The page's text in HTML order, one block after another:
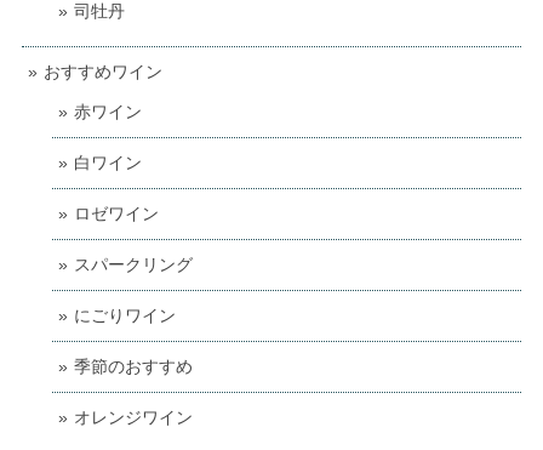
司牡丹
おすすめワイン
赤ワイン
白ワイン
ロゼワイン
スパークリング
にごりワイン
季節のおすすめ
オレンジワイン